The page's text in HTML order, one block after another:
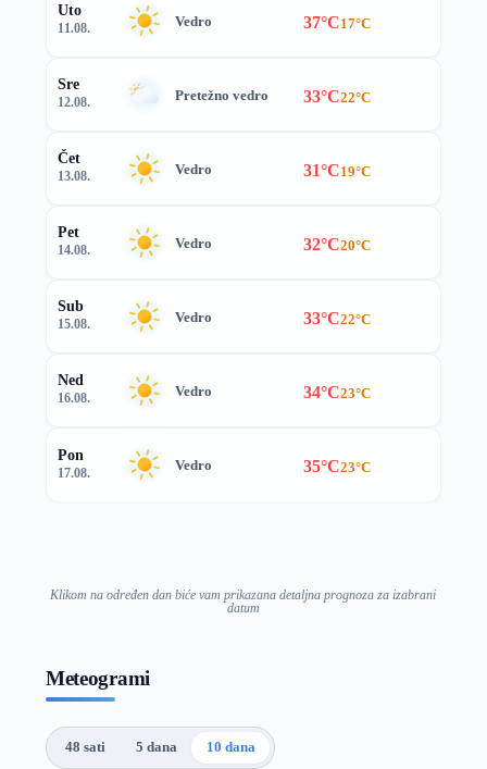
Uto
11.08. Vedro 37°C17°C
Sre
12.08. Pretežno vedro 33°C22°C
Čet
13.08. Vedro 31°C19°C
Pet
14.08. Vedro 32°C20°C
Sub
15.08. Vedro 33°C22°C
Ned
16.08. Vedro 34°C23°C
Pon
17.08. Vedro 35°C23°C
Klikom na određen dan biće vam prikazana detaljna prognoza za izabrani
datum
Meteogrami
48 sati 5 dana 10 dana